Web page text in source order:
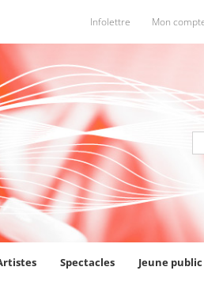
Infolettre Mon
:
Spectacles Jeune public